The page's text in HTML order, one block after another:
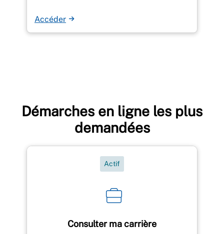
Accéder
Démarches en ligne les plus
demandées
Consulter ma carrière
Actif